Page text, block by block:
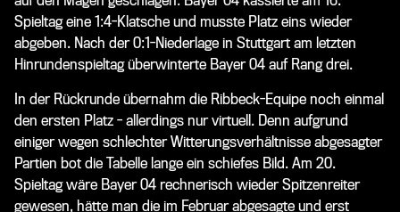
Spieltag eine 1:4-Klatsche und musste Platz eins wieder
abgeben. Nach der 0:1-Niederlage in Stuttgart am letzten
Hinrundenspieltag überwinterte Bayer 04 auf Rang drei.
In der Rückrunde übernahm die Ribbeck-Equipe noch einmal
den ersten Platz - allerdings nur virtuell. Denn aufgrund
einiger wegen schlechter Witterungsverhältnisse abgesagter
Partien bot die Tabelle lange ein schiefes Bild. Am 20.
Spieltag wäre Bayer 04 rechnerisch wieder Spitzenreiter
gewesen, hätte man die im Februar abgesagte und erst